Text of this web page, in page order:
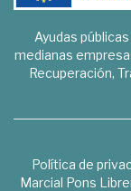
Ayudas
medianas
Recuperación,
Política de
Marcial Pons